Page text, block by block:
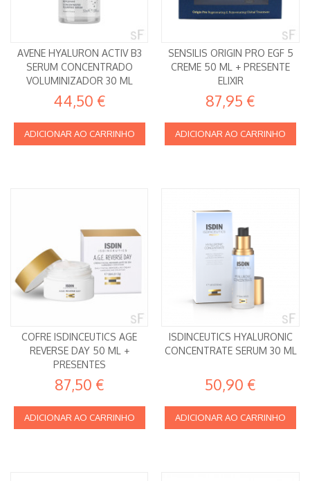
AVENE HYALURON ACTIV B3
SERUM CONCENTRADO
VOLUMINIZADOR 30 ML
44,50 €
ADICIONAR AO CARRINHO
SENSILIS ORIGIN PRO EGF 5
CREME 50 ML + PRESENTE
ELIXIR
87,95 €
ADICIONAR AO CARRINHO
COFRE ISDINCEUTICS AGE
REVERSE DAY 50 ML +
PRESENTES
87,50 €
ADICIONAR AO CARRINHO
ISDINCEUTICS HYALURONIC
CONCENTRATE SERUM 30 ML
50,90 €
ADICIONAR AO CARRINHO